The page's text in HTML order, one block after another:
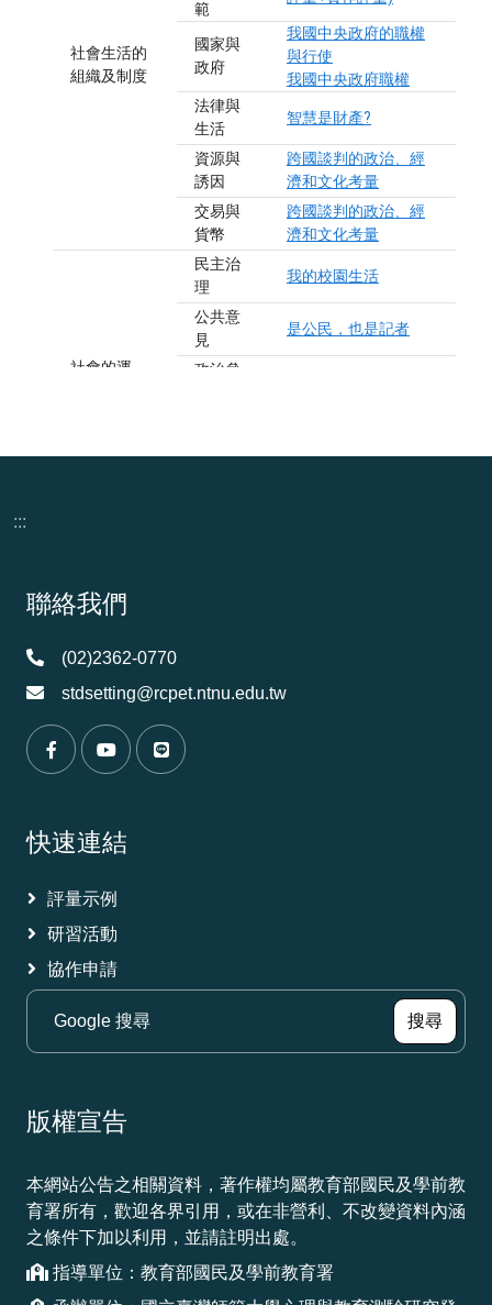
:::
頁尾資訊
聯絡我們
(02)2362-0770
stdsetting@rcpet.ntnu.edu.tw
（另開新視窗）
（另開新視窗）（另開新視窗）
快速連結
評量示例
研習活動
協作申請
搜尋（另
版權宣告
本網站公告之相關資料，著作權均屬教育部國民及學前教
育署所有，歡迎各界引用，或在非營利、不改變資料內涵
之條件下加以利用，並請註明出處。
指導單位：教育部國民及學前教育署